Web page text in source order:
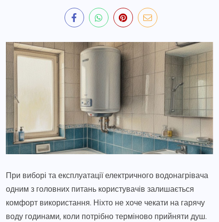
При виборі та експлуатації електричного водонагрівача
одним з головних питань користувачів залишається
комфорт використання. Ніхто не хоче чекати на гарячу
воду годинами, коли потрібно терміново прийняти душ.